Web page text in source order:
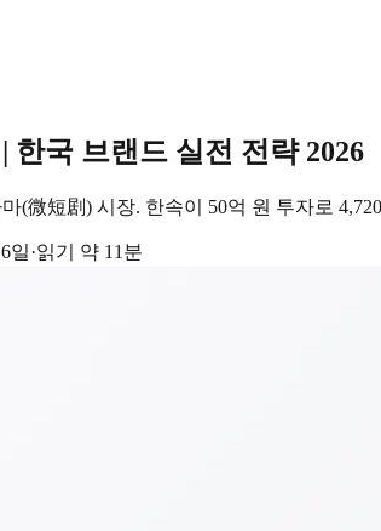
한국 브랜드 실전 전략 2026
(微短剧) 시장. 한속이 50억 원 투자로
일·읽기 약 11 분